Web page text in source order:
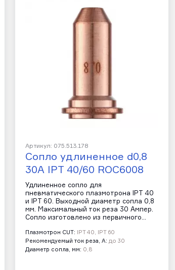
Артикул: 075.513.178
Сопло удлиненное d0,8
30A IPT 40/60 ROC6008
Удлиненное сопло для
пневматического плазмотрона IPT 40
и IPT 60. Выходной диаметр сопла 0,8
мм. Максимальный ток реза 30 Ампер.
Сопло изготовлено из первичного…
Плазмотрон CUT: IPT 40, IPT 60
Рекомендуемый ток реза, А: до 30
Диаметр сопла, мм: 0,8